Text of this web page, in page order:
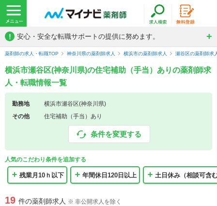
! 安心・安全な転職サポートの提供に努めます。
薬剤師の求人・転職TOP 神奈川県の薬剤師求人 横浜市の薬剤師求人 瀬谷区の薬剤師求
横浜市瀬谷区(神奈川県)の住宅補助（手当）ありの薬剤師求
人・転職情報一覧
勤務地
横浜市瀬谷区(神奈川県)
その他
住宅補助（手当）あり
条件を変更する
人気のこだわり条件を追加する
残業月10ｈ以下 年間休日120日以上 土日休み（相談可含
19 件の薬剤師求人 ※ 非公開求人を除く